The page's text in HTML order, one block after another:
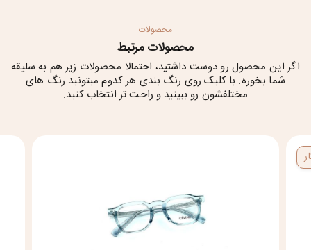
محصولات
محصولات مرتبط
اگر این محصول رو دوست داشتید، احتمالا محصولات زیر هم به سلیقه
شما بخوره. با کلیک روی رنگ بندی هر کدوم میتونید رنگ های
مختلفشون رو ببینید و راحت تر انتخاب کنید.